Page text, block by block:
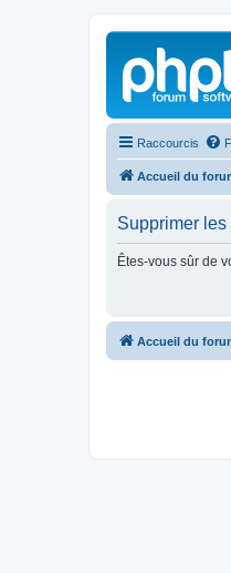
Raccourcis
Accueil du
Supprimer
Êtes-vous sûr de
Accueil du